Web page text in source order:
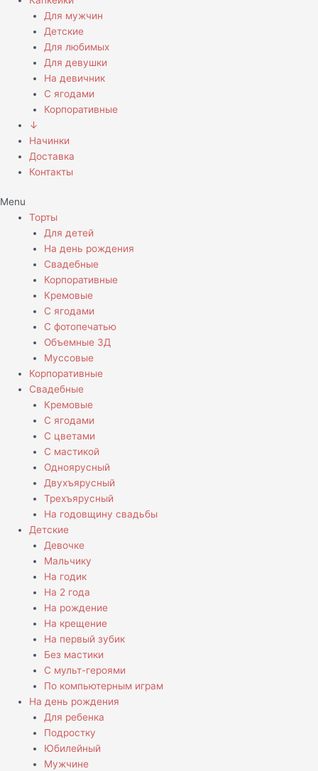
Для мужчин
Детские
Для любимых
Для девушки
На девичник
С ягодами
Корпоративные
↓
Начинки
Доставка
Контакты
Menu
Торты
Для детей
На день рождения
Свадебные
Корпоративные
Кремовые
С ягодами
С фотопечатью
Объемные 3Д
Муссовые
Корпоративные
Свадебные
Кремовые
С ягодами
С цветами
С мастикой
Одноярусный
Двухъярусный
Трехъярусный
На годовщину свадьбы
Детские
Девочке
Мальчику
На годик
На 2 года
На рождение
На крещение
На первый зубик
Без мастики
С мульт-героями
По компьютерным играм
На день рождения
Для ребенка
Подростку
Юбилейный
Мужчине